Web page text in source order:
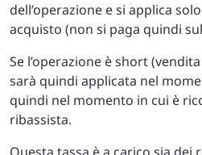
dell’operazione e si applica
acquisto (non si paga quindi
Se l’operazione è short
sarà quindi applicata nel
quindi nel momento in cui è
ribassista.